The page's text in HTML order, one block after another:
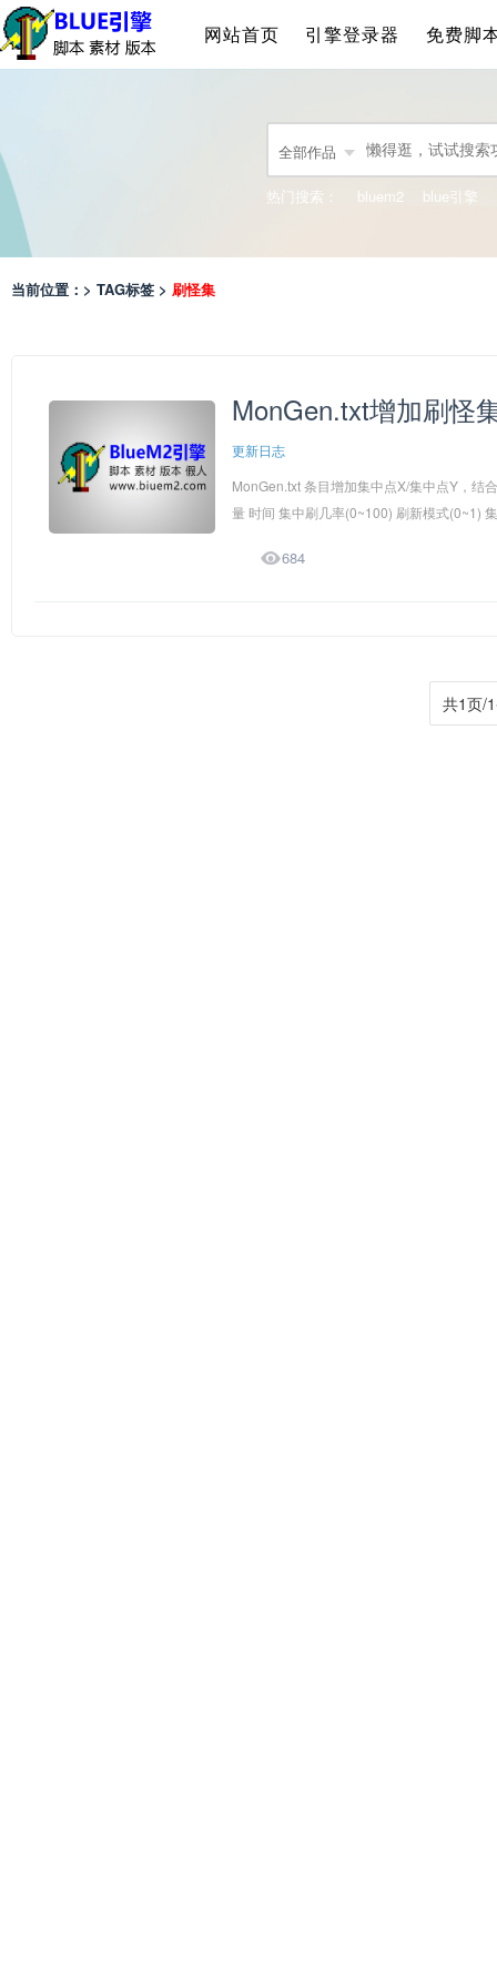
网站首页 引擎登录器 免费脚
全部作品
热门搜索： bluem2 blue引擎
当前位置：> TAG标签 > 刷怪集
MonGen.txt增加刷怪
更新日志
MonGen.txt 条目增加集中点X/集中点Y，结
量 时间 集中刷几率(0~100) 刷新模式(0~1)
684
共1页/